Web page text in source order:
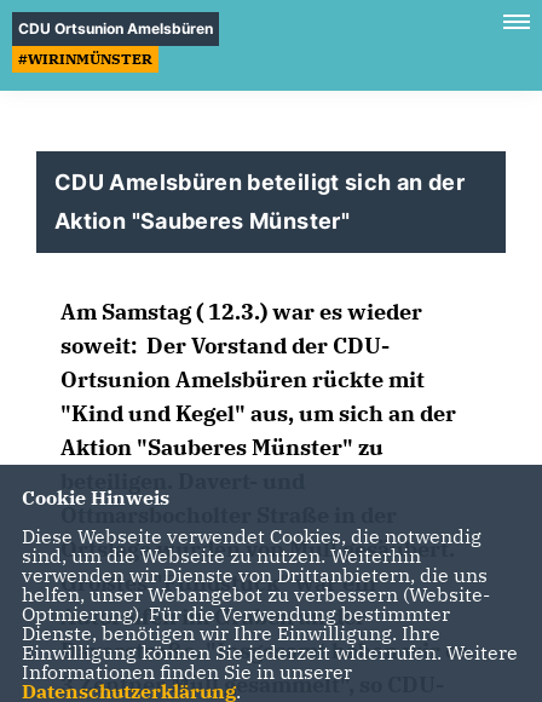
CDU Ortsunion Amelsbüren
#WIRINMÜNSTER
CDU Amelsbüren beteiligt sich an der
Aktion "Sauberes Münster"
Am Samstag ( 12.3.) war es wieder
soweit: Der Vorstand der CDU-
Ortsunion Amelsbüren rückte mit
"Kind und Kegel" aus, um sich an der
Aktion "Sauberes Münster" zu
Ortslage wurden von Müll gesäubert.
Größtes "Fundstück" war ein
Autoreifen im Graben an der
Daverstraße. "Insgesamt haben wir ca.
3 Zentner Müll gesammelt", so CDU-
Cookie Hinweis
Diese Webseite verwendet Cookies, die notwendig
sind, um die Webseite zu nutzen. Weiterhin
verwenden wir Dienste von Drittanbietern, die uns
helfen, unser Webangebot zu verbessern (Website-
Optmierung). Für die Verwendung bestimmter
Dienste, benötigen wir Ihre Einwilligung. Ihre
Einwilligung können Sie jederzeit widerrufen. Weitere
Informationen finden Sie in unserer
Datenschutzerklärung.